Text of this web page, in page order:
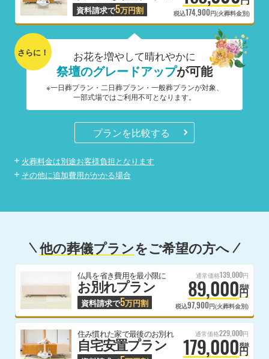
資料請求で5万円割 税込174,900円(火葬料金別)
さらに！ お花を増やして晴れやかに
祭壇のグレードアップが可能
※一日葬プラン・二日葬プラン・一般葬プランが対象、
一部式場ではご利用不可となります。
プランを比較する
火葬料金は別途お客様負担となります
その他に追加費用がかかる場合
他の葬儀プランをご希望の方へ
仏具を省き費用を最小限に
お別れプラン
資料請求で5万円割
通常価格139,000円
89,000円
税抜
税込97,900円(火葬料金別)
住み慣れた家で最後のお別れ
自宅安置プラン
通常価格229,000円
179,000円
税抜